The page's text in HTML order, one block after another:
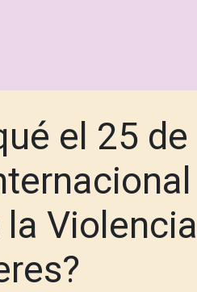
el 25 de
Violencia